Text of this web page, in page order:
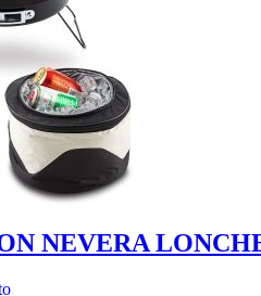
NEVERA